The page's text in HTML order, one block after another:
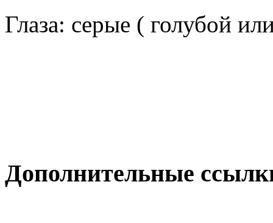
Глаза: серые ( голубой
Дополнительные